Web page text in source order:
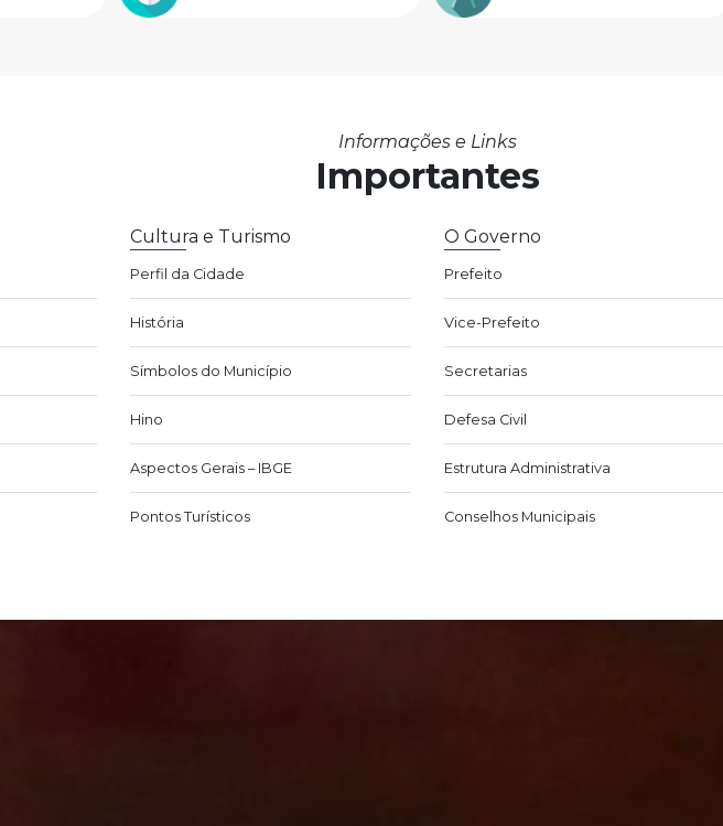
Informações e Links
Importantes
Cultura e Turismo
Perfil da Cidade
História
Símbolos do Município
Hino
Aspectos Gerais – IBGE
Pontos Turísticos
O Governo
Prefeito
Vice-Prefeito
Secretarias
Defesa Civil
Estrutura Administrativa
Conselhos Municipais